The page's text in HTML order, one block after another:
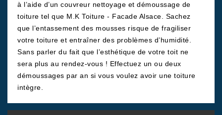
à l’aide d’un couvreur nettoyage et démoussage de
toiture tel que M.K Toiture - Facade Alsace. Sachez
que l’entassement des mousses risque de fragiliser
votre toiture et entraîner des problèmes d’humidité.
Sans parler du fait que l’esthétique de votre toit ne
sera plus au rendez-vous ! Effectuez un ou deux
démoussages par an si vous voulez avoir une toiture
intègre.